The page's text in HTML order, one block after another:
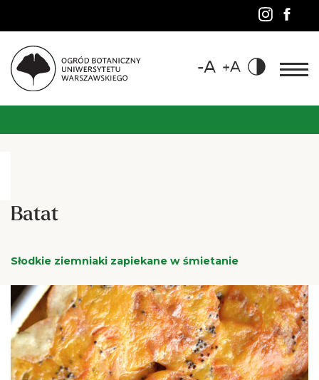
Batat
Słodkie ziemniaki zapiekane w śmietanie